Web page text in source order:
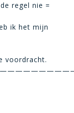
regel nie =
ik het mijn
voordracht.